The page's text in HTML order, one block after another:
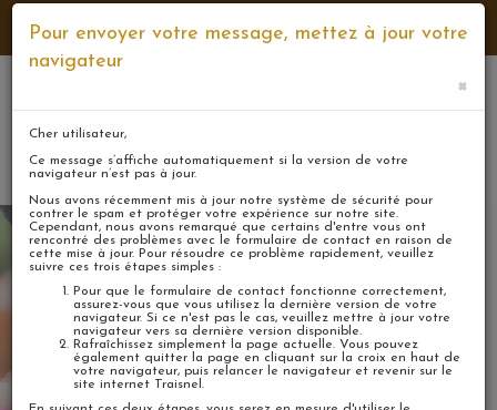
NUMÉROS D'URGENCE NOS AGENCES CONTACT
Laisser un message
Pour envoyer votre message, mettez à jour votre
navigateur
×
Cher utilisateur,
Ce message s’affiche automatiquement si la version de votre
navigateur n’est pas à jour.
Nous avons récemment mis à jour notre système de sécurité pour
contrer le spam et protéger votre expérience sur notre site.
Cependant, nous avons remarqué que certains d'entre vous ont
rencontré des problèmes avec le formulaire de contact en raison de
cette mise à jour. Pour résoudre ce problème rapidement, veuillez
suivre ces trois étapes simples :
Pour que le formulaire de contact fonctionne correctement,
assurez-vous que vous utilisez la dernière version de votre
navigateur. Si ce n'est pas le cas, veuillez mettre à jour votre
navigateur vers sa dernière version disponible.
Rafraîchissez simplement la page actuelle. Vous pouvez
également quitter la page en cliquant sur la croix en haut de
votre navigateur, puis relancer le navigateur et revenir sur le